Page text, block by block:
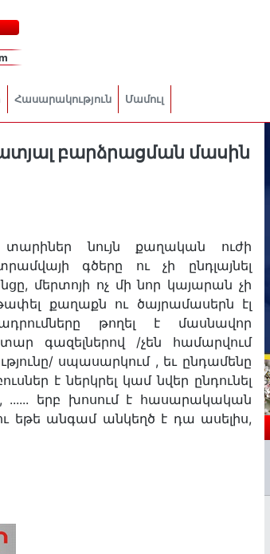
Հասարակություն Մամուլ
բարձրացման մասին
նույն քաղական ուժի
գծերը ու չի ընդլայնել
մերտոյի ոչ մի նոր կայարան չի
քաղաքն ու ծայրամասերն էլ
թողել է մասնավոր
գազելներով /չեն համարվում
սպասարկում , եւ ընդամենը
է ներկրել կամ նվեր ընդունել
...... երբ խոսում է հասարակական
եթե անգամ անկեղծ է դա ասելիս,